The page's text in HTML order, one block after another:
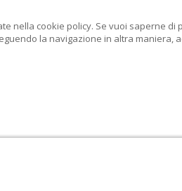
cookie policy. Se vuoi saperne di
la navigazione in altra maniera,